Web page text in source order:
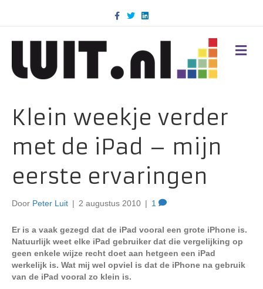
c
k
T
w
i
n
d
M
E
Klein weekje verder
met de iPad – mijn
eerste ervaringen
Door Peter Luit | 2 augustus 2010 | 1
Er is a vaak gezegd dat de iPad vooral een grote iPhone is.
Natuurlijk weet elke iPad gebruiker dat die vergelijking op
geen enkele wijze recht doet aan hetgeen een iPad
werkelijk is. Wat mij wel opviel is dat de iPhone na gebruik
van de iPad vooral zo klein is.